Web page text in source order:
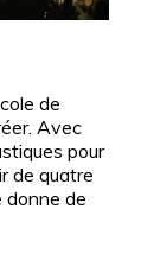
de
Avec
pour
de quatre
donne de